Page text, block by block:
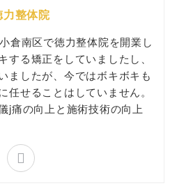
力整体院
倉南区で徳力整体院を開業し
する矯正をしていましたし、
ましたが、今ではボキボキも
任せることはしていません。
j痛の向上と施術技術の向上